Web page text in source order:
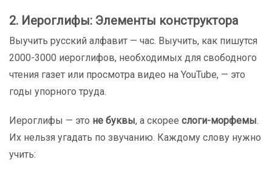
2. Иероглифы: Элементы конструктора
Выучить русский алфавит — час. Выучить, как пишутся
2000-3000 иероглифов, необходимых для свободного
чтения газет или просмотра видео на YouTube, — это
годы упорного труда.
Иероглифы — это не буквы, а скорее слоги-морфемы.
Их нельзя угадать по звучанию. Каждому слову нужно
учить: